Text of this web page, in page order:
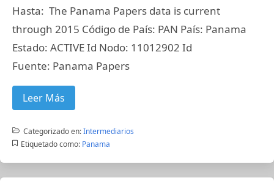
Hasta: The Panama Papers data is current
through 2015 Código de País: PAN País: Panama
Estado: ACTIVE Id Nodo: 11012902 Id
Fuente: Panama Papers
Leer Más
Categorizado en:Intermediarios
Etiquetado como: Panama